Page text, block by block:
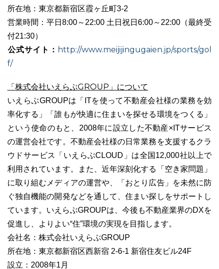
所在地：東京都新宿区霞ヶ丘町3-2
営業時間：平日8:00～22:00 土日祝日6:00～22:00（最終受
付21:30）
公式サイト： http://www.meijijingugaien.jp/sports/gol
f/
「株式会社いえらぶGROUP」について
いえらぶGROUPは「ITを使って不動産会社様の業務を効
率化する」「誰もが快適に住まいを探せる環境をつくる」
という使命のもと、2008年に設立した不動産×ITサービス
の運営会社です。不動産会社様の日常業務を支援するクラ
ウドサービス「いえらぶCLOUD」は全国12,000社以上で
利用されています。また、近年深刻化する「空き家問題」
に取り組むメディアの運営や、「おとり広告」を未然に防
ぐ独自機能の開発などを通して、住まい探しをサポートし
ています。いえらぶGROUPは、今後も不動産業界のDXを
促進し、よりよい“住”環境の実現を目指します。
会社名：株式会社いえらぶGROUP
所在地：東京都新宿区西新宿 2-6-1 新宿住友ビル24F
設立：2008年1月